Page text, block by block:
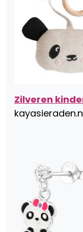
Zilveren